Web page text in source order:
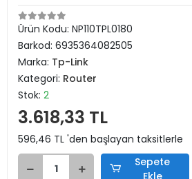
Ürün Kodu: NP110TPL0180
Barkod: 6935364082505
Marka: Tp-Link
Kategori: Router
Stok: 2
3.618,33 TL
596,46 TL 'den başlayan taksitlerle
Sepete
Ekle